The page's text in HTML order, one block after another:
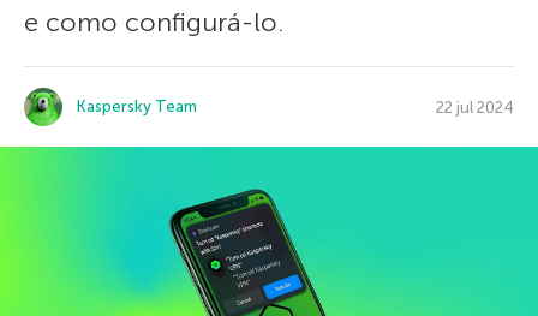
e como configurá-lo.
Kaspersky Team 22 jul 2024